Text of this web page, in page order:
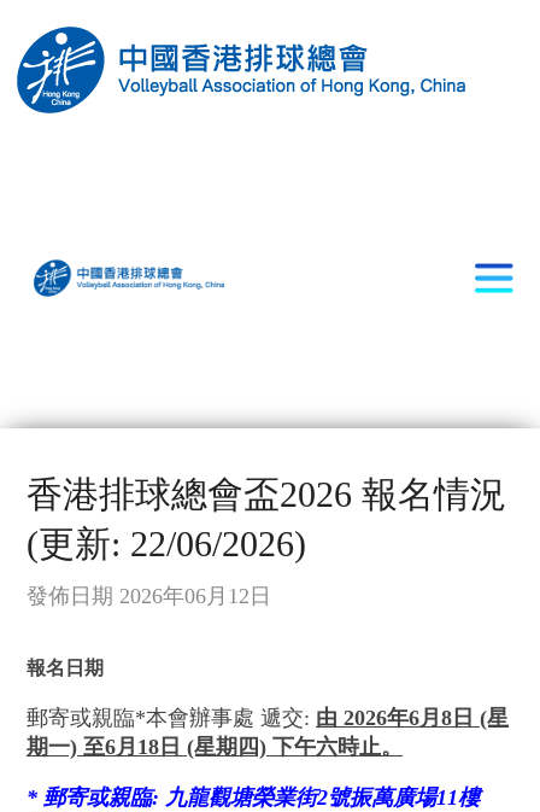
香港排球總會盃2026 報名情況
(更新: 22/06/2026)
發佈日期 2026年06月12日
報名日期
郵寄或親臨*本會辦事處 遞交: 由 2026年6月8日 (星
期一) 至6月18日 (星期四) 下午六時止。
* 郵寄或親臨: 九龍觀塘榮業街2號振萬廣場11樓